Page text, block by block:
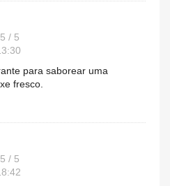
5 / 5
para saborear uma
fresco.
5 / 5